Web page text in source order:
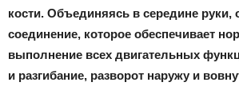
кости. Объединяясь в середине руки,
соединение, которое обеспечивает
выполнение всех двигательных
и разгибание, разворот наружу и